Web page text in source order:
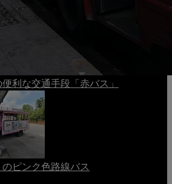
便利な交通手段「赤バス」
ピンク色路線バス